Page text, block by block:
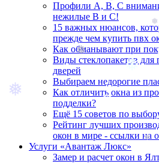
Профили А, В, С
нежилые В и С!
15 важных нюансов,
прежде чем купить пвх
Как обманывают при
Виды стеклопакетов для
дверей
Выбираем недорогие
Как отличить окна из
подделки?
Ещё 15 советов по
Рейтинг лучших
окон в мире - ссылки на
Услуги «Авантаж Люкс»
Замер и расчет окон в
❅
❅
❅
❅